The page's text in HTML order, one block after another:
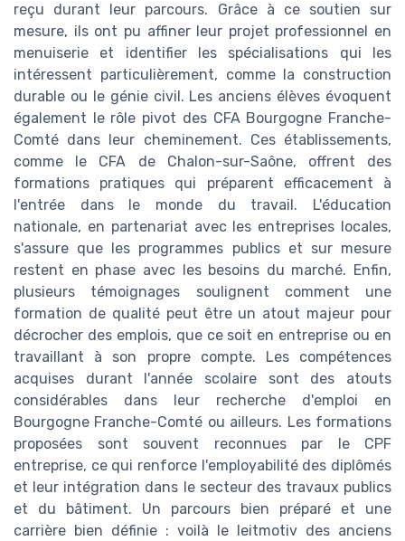
reçu durant leur parcours. Grâce à ce soutien sur
mesure, ils ont pu affiner leur projet professionnel en
menuiserie et identifier les spécialisations qui les
intéressent particulièrement, comme la construction
durable ou le génie civil. Les anciens élèves évoquent
également le rôle pivot des CFA Bourgogne Franche-
Comté dans leur cheminement. Ces établissements,
comme le CFA de Chalon-sur-Saône, offrent des
formations pratiques qui préparent efficacement à
l'entrée dans le monde du travail. L'éducation
nationale, en partenariat avec les entreprises locales,
s'assure que les programmes publics et sur mesure
restent en phase avec les besoins du marché. Enfin,
plusieurs témoignages soulignent comment une
formation de qualité peut être un atout majeur pour
décrocher des emplois, que ce soit en entreprise ou en
travaillant à son propre compte. Les compétences
acquises durant l'année scolaire sont des atouts
considérables dans leur recherche d'emploi en
Bourgogne Franche-Comté ou ailleurs. Les formations
proposées sont souvent reconnues par le CPF
entreprise, ce qui renforce l'employabilité des diplômés
et leur intégration dans le secteur des travaux publics
et du bâtiment. Un parcours bien préparé et une
carrière bien définie : voilà le leitmotiv des anciens